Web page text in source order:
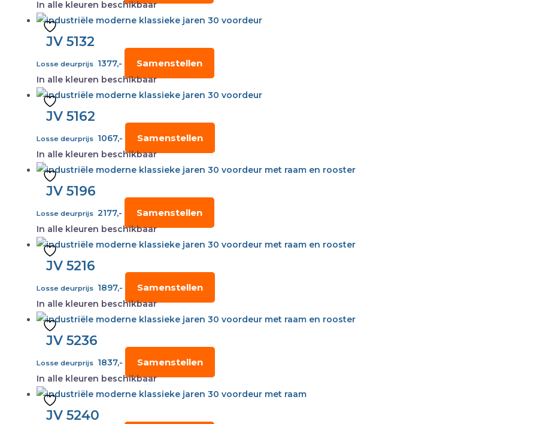
In alle kleuren beschikbaar
JV 5132
Losse deurprijs 1377,- Samenstellen
In alle kleuren beschikbaar
JV 5162
Losse deurprijs 1067,- Samenstellen
In alle kleuren beschikbaar
JV 5196
Losse deurprijs 2177,- Samenstellen
In alle kleuren beschikbaar
JV 5216
Losse deurprijs 1897,- Samenstellen
In alle kleuren beschikbaar
JV 5236
Losse deurprijs 1837,- Samenstellen
In alle kleuren beschikbaar
JV 5240